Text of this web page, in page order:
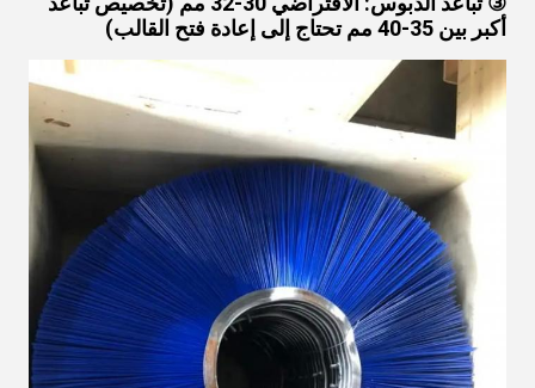
أكبر بين 35-40 مم تحتاج إلى إعادة فتح القالب)